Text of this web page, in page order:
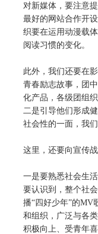
对新媒体，要注意
最好的网站合作开
织要在运用动漫载
阅读习惯的变化。
此外，我们还要在
青春励志故事，团
化产品，各级团组
二是引导他们形成
社会性的一面，我
这里，还要向宣传
一是要熟悉社会生
要认识到，整个社
播“四好少年”的MV
和组织，广泛与各
积极向上、受青年